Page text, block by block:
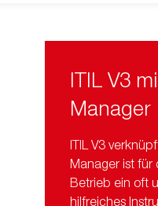
ITIL V3
Manager
ITIL V3
Manager ist für
Betrieb ein oft
hilfreiches